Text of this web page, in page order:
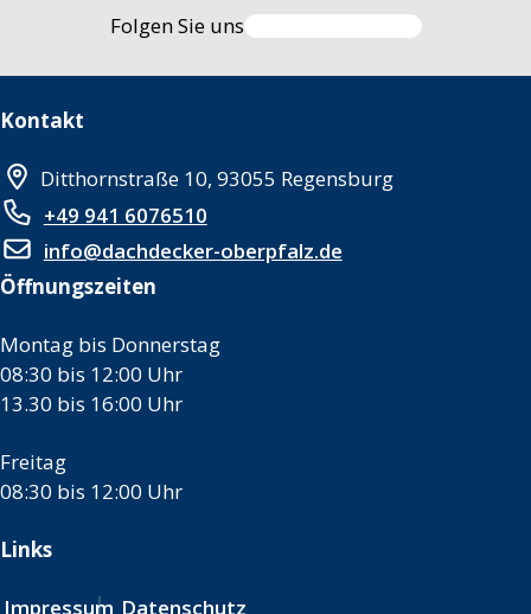
Folgen Sie uns
Kontakt
Ditthornstraße 10, 93055 Regensburg
+49 941 6076510
info@dachdecker-oberpfalz.de
Öffnungszeiten
Montag bis Donnerstag
08:30 bis 12:00 Uhr
13.30 bis 16:00 Uhr
Freitag
08:30 bis 12:00 Uhr
Links
Impressum Datenschutz